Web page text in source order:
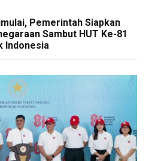
Pemerintah Siapkan
Sambut HUT Ke-81
Indonesia